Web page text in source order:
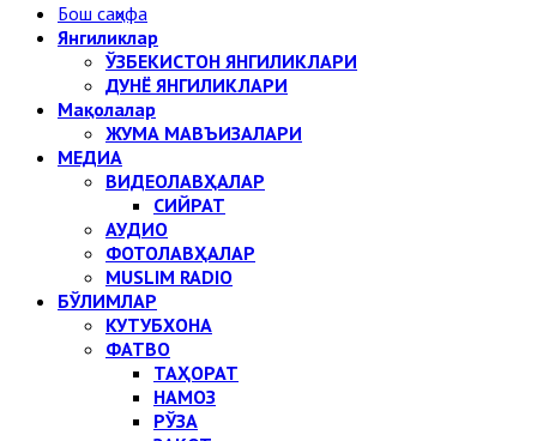
Бош саҳифа
Янгиликлар
ЎЗБЕКИСТОН ЯНГИЛИКЛАРИ
ДУНЁ ЯНГИЛИКЛАРИ
Мақолалар
ЖУМА МАВЪИЗАЛАРИ
МЕДИА
ВИДЕОЛАВҲАЛАР
СИЙРАТ
АУДИО
ФОТОЛАВҲАЛАР
MUSLIM RADIO
БЎЛИМЛАР
КУТУБХОНА
ФАТВО
ТАҲОРАТ
НАМОЗ
РЎЗА